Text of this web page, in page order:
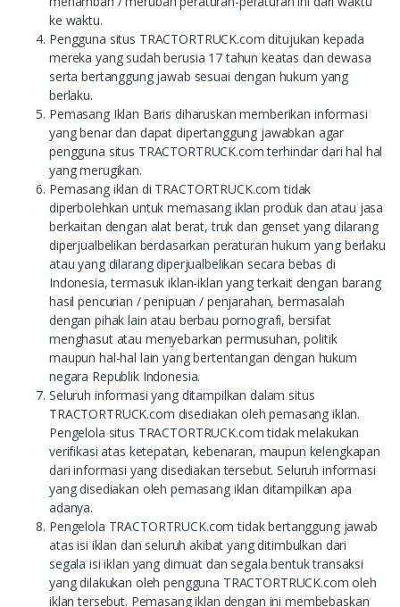
ke waktu.
Pengguna situs TRACTORTRUCK.com ditujukan kepada
mereka yang sudah berusia 17 tahun keatas dan dewasa
serta bertanggung jawab sesuai dengan hukum yang
berlaku.
Pemasang Iklan Baris diharuskan memberikan informasi
yang benar dan dapat dipertanggung jawabkan agar
pengguna situs TRACTORTRUCK.com terhindar dari hal hal
yang merugikan.
Pemasang iklan di TRACTORTRUCK.com tidak
diperbolehkan untuk memasang iklan produk dan atau jasa
berkaitan dengan alat berat, truk dan genset yang dilarang
diperjualbelikan berdasarkan peraturan hukum yang berlaku
atau yang dilarang diperjualbelikan secara bebas di
Indonesia, termasuk iklan-iklan yang terkait dengan barang
hasil pencurian / penipuan / penjarahan, bermasalah
dengan pihak lain atau berbau pornografi, bersifat
menghasut atau menyebarkan permusuhan, politik
maupun hal-hal lain yang bertentangan dengan hukum
negara Republik Indonesia.
Seluruh informasi yang ditampilkan dalam situs
TRACTORTRUCK.com disediakan oleh pemasang iklan.
Pengelola situs TRACTORTRUCK.com tidak melakukan
verifikasi atas ketepatan, kebenaran, maupun kelengkapan
dari informasi yang disediakan tersebut. Seluruh informasi
yang disediakan oleh pemasang iklan ditampilkan apa
adanya.
Pengelola TRACTORTRUCK.com tidak bertanggung jawab
atas isi iklan dan seluruh akibat yang ditimbulkan dari
segala isi iklan yang dimuat dan segala bentuk transaksi
yang dilakukan oleh pengguna TRACTORTRUCK.com oleh
iklan tersebut. Pemasang iklan dengan ini membebaskan